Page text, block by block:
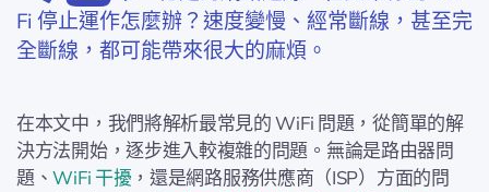
Fi 停止運作怎麼辦？速度變慢、經常斷線，甚至完
全斷線，都可能帶來很大的麻煩。
在本文中，我們將解析最常見的 WiFi 問題，從簡單的解
決方法開始，逐步進入較複雜的問題。無論是路由器問
題、WiFi 干擾 ，還是網路服務供應商（ISP）方面的問